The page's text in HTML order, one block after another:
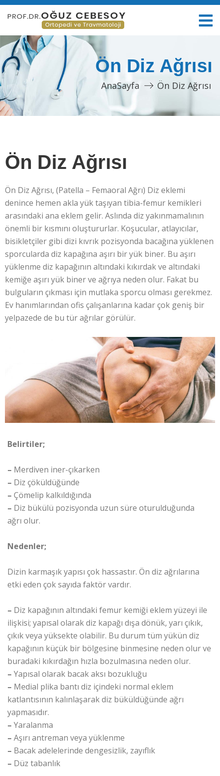
Ön Diz Ağrısı
AnaSayfa Ön Diz Ağrısı
Ön Diz Ağrısı
Ön Diz Ağrısı, (Patella – Femaoral Ağrı) Diz eklemi
denince hemen akla yük taşıyan tibia-femur kemikleri
arasındaki ana eklem gelir. Aslında diz yakınmamalının
önemli bir kısmını oluştururlar. Koşucular, atlayıcılar,
bisikletçiler gibi dizi kıvrık pozisyonda bacağına yüklenen
sporcularda diz kapağına aşırı bir yük biner. Bu aşırı
yüklenme diz kapağının altındaki kıkırdak ve altındaki
kemiğe aşırı yük biner ve ağrıya neden olur. Fakat bu
bulguların çıkması için mutlaka sporcu olması gerekmez.
Ev hanımlarından ofis çalışanlarına kadar çok geniş bir
yelpazede de bu tür ağrılar görülür.
Belirtiler;
– Merdiven iner-çıkarken
– Diz çöküldüğünde
– Çömelip kalkıldığında
– Diz bükülü pozisyonda uzun süre oturulduğunda
ağrı olur.
Nedenler;
Dizin karmaşık yapısı çok hassastır. Ön diz ağrılarına
etki eden çok sayıda faktör vardır.
– Diz kapağının altındaki femur kemiği eklem yüzeyi ile
ilişkisi; yapısal olarak diz kapağı dışa dönük, yarı çıkık,
çıkık veya yüksekte olabilir. Bu durum tüm yükün diz
kapağının küçük bir bölgesine binmesine neden olur ve
buradaki kıkırdağın hızla bozulmasına neden olur.
– Yapısal olarak bacak aksı bozukluğu
– Medial plika bantı diz içindeki normal eklem
katlantısının kalınlaşarak diz büküldüğünde ağrı
yapmasıdır.
– Yaralanma
– Aşırı antreman veya yüklenme
– Bacak adelelerinde dengesizlik, zayıflık
– Düz tabanlık